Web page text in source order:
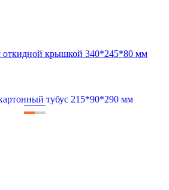
откидной крышкой 340*245*80 мм
——